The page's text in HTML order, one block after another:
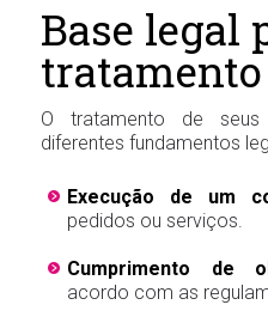
Base legal
tratamento
O tratamento de
diferentes fundamentos
Execução de um
pedidos ou serviços.
Cumprimento de
acordo com as